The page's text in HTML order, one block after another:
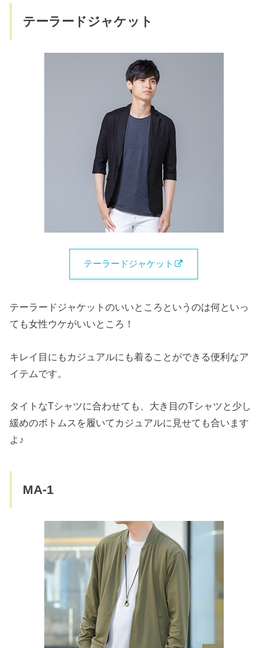
テーラードジャケット
テーラードジャケット
テーラードジャケットのいいところというのは何といっ
ても女性ウケがいいところ！
キレイ目にもカジュアルにも着ることができる便利なア
イテムです。
タイトなTシャツに合わせても、大き目のTシャツと少し
緩めのボトムスを履いてカジュアルに見せても合います
よ♪
MA-1